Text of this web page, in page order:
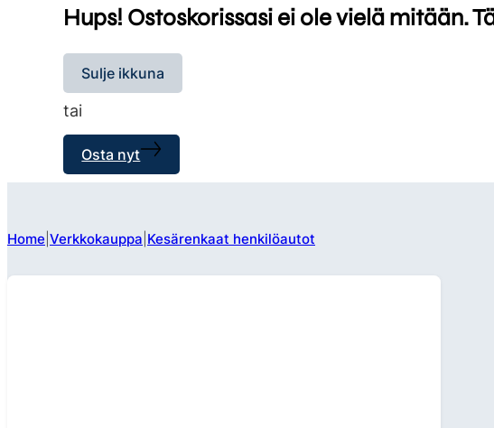
Hups! Ostoskorissasi ei ole vielä mitään.
Sulje ikkuna
tai
Osta nyt
Home Verkkokauppa Kesärenkaat henkilöautot